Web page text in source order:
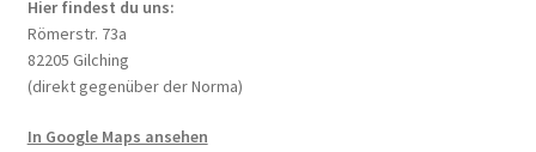
Hier findest du uns:
Römerstr. 73a
82205 Gilching
(direkt gegenüber der Norma)
In Google Maps ansehen